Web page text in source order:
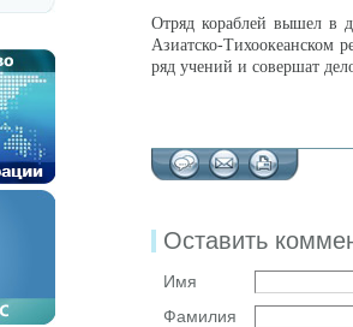
Отряд кораблей вышел в
Азиатско-Тихоокеанском
ряд учений и совершат
Оставить
Имя
Фамилия